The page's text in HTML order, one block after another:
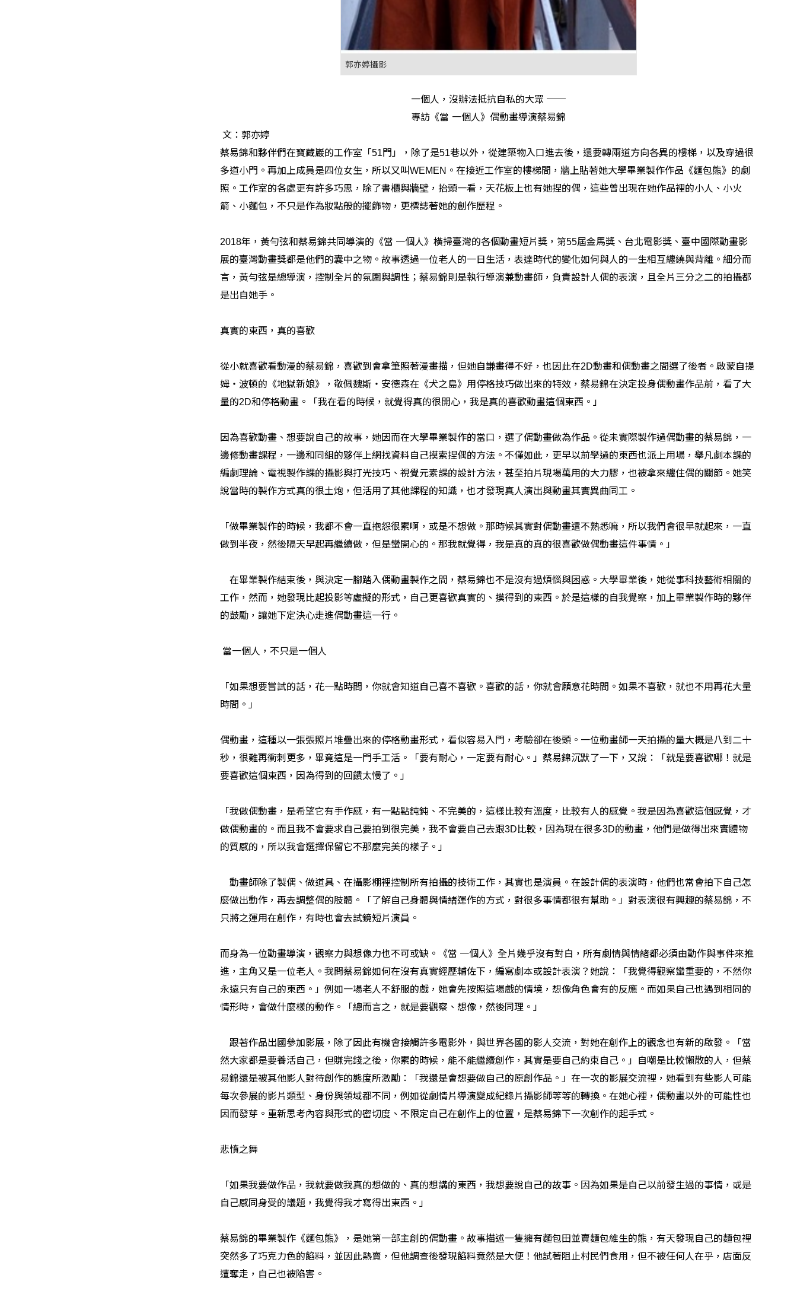
郭亦婷攝影
一個人，沒辦法抵抗自私的大眾 ──
專訪《當 一個人》偶動畫導演蔡易錦
文：郭亦婷
蔡易錦和夥伴們在寶藏巖的工作室「51門」，除了是51巷以外，從建築物入口進去後，還要轉兩道方向各異的樓梯，以及穿過很
多道小門。再加上成員是四位女生，所以又叫WEMEN 。在接近工作室的樓梯間，牆上貼著她大學畢業製作作品《麵包熊》的劇
照。工作室的各處更有許多巧思，除了書櫃與牆壁，抬頭一看，天花板上也有她捏的偶，這些曾出現在她作品裡的小人、小火
箭、小麵包，不只是作為妝點般的擺飾物，更標誌著她的創作歷程。
2018年，黃勻弦和蔡易錦共同導演的《當 一個人》橫掃臺灣的各個動畫短片獎，第55屆金馬獎、台北電影獎、臺中國際動畫影
展的臺灣動畫獎都是他們的囊中之物。故事透過一位老人的一日生活，表達時代的變化如何與人的一生相互纏繞與背離。細分而
言，黃勻弦是總導演，控制全片的氛圍與調性；蔡易錦則是執行導演兼動畫師，負責設計人偶的表演，且全片三分之二的拍攝都
是出自她手。
真實的東西，真的喜歡
從小就喜歡看動漫的蔡易錦，喜歡到會拿筆照著漫畫描，但她自謙畫得不好，也因此在2D動畫和偶動畫之間選了後者。啟蒙自提
姆 ・波頓的 《地獄新娘》 ，敬佩魏斯 ・ 安德森在《犬之島》 用停格技巧做出來的特效，蔡易錦在決定投身偶動畫作品前，看了大
量的2D和停格動畫。「我在看的時候，就覺得真的很開心，我是真的喜歡動畫這個東西。」
因為喜歡動畫、想要說自己的故事，她因而在大學畢業製作的當口，選了偶動畫做為作品。從未實際製作過偶動畫的蔡易錦，一
邊修動畫課程，一邊和同組的夥伴上網找資料自己摸索捏偶的方法。不僅如此，更早以前學過的東西也派上用場，舉凡劇本課的
編劇理論、電視製作課的攝影與打光技巧、視覺元素課的設計方法，甚至拍片現場萬用的大力膠，也被拿來纏住偶的關節。她笑
說當時的製作方式真的很土炮，但活用了其他課程的知識，也才發現真人演出與動畫其實異曲同工。
「做畢業製作的時候，我都不會一直抱怨很累啊，或是不想做。那時候其實對偶動畫還不熟悉嘛，所以我們會很早就起來，一直
做到半夜，然後隔天早起再繼續做，但是蠻開心的。那我就覺得，我是真的真的很喜歡做偶動畫這件事情。」
在畢業製作結束後，與決定一腳踏入偶動畫製作之間，蔡易錦也不是沒有過煩惱與困惑。大學畢業後，她從事科技藝術相關的
工作，然而，她發現比起投影等虛擬的形式，自己更喜歡真實的、摸得到的東西。於是這樣的自我覺察，加上畢業製作時的夥伴
的鼓勵，讓她下定決心走進偶動畫這一行。
當一個人，不只是一個人
「如果想要嘗試的話，花一點時間，你就會知道自己喜不喜歡。喜歡的話，你就會願意花時間。如果不喜歡，就也不用再花大量
時間。」
偶動畫，這種以一張張照片堆疊出來的停格動畫形式，看似容易入門，考驗卻在後頭。一位動畫師一天拍攝的量大概是八到二十
秒，很難再衝刺更多，畢竟這是一門手工活。「要有耐心，一定要有耐心。」蔡易錦沉默了一下，又說：「就是要喜歡哪！就是
要喜歡這個東西，因為得到的回饋太慢了。」
「我做偶動畫，是希望它有手作感，有一點點鈍鈍、不完美的，這樣比較有溫度，比較有人的感覺。我是因為喜歡這個感覺，才
做偶動畫的。而且我不會要求自己要拍到很完美，我不會要自己去跟3D比較，因為現在很多3D的動畫，他們是做得出來實體物
的質感的，所以我會選擇保留它不那麼完美的樣子。」
動畫師除了製偶、做道具、在攝影棚裡控制所有拍攝的技術工作，其實也是演員。在設計偶的表演時，他們也常會拍下自己怎
麼做出動作，再去調整偶的肢體。「了解自己身體與情緒運作的方式，對很多事情都很有幫助。」對表演很有興趣的蔡易錦，不
只將之運用在創作，有時也會去試鏡短片演員。
而身為一位動畫導演，觀察力與想像力也不可或缺。《當 一個人》全片幾乎沒有對白，所有劇情與情緒都必須由動作與事件來推
進，主角又是一位老人。我問蔡易錦如何在沒有真實經歷輔佐下，編寫劇本或設計表演？她說：「我覺得觀察蠻重要的，不然你
永遠只有自己的東西。」例如一場老人不舒服的戲，她會先按照這場戲的情境，想像角色會有的反應。而如果自己也遇到相同的
情形時，會做什麼樣的動作。「總而言之，就是要觀察、想像，然後同理。」
跟著作品出國參加影展，除了因此有機會接觸許多電影外，與世界各國的影人交流，對她在創作上的觀念也有新的啟發。「當
然大家都是要養活自己，但賺完錢之後，你累的時候，能不能繼續創作，其實是要自己約束自己。」自嘲是比較懶散的人，但蔡
易錦還是被其他影人對待創作的態度所激勵：「我還是會想要做自己的原創作品。」在一次的影展交流裡，她看到有些影人可能
每次參展的影片類型、身份與領域都不同，例如從劇情片導演變成紀錄片攝影師等等的轉換。在她心裡，偶動畫以外的可能性也
因而發芽。重新思考內容與形式的密切度、不限定自己在創作上的位置，是蔡易錦下一次創作的起手式。
悲憤之舞
「如果我要做作品，我就要做我真的想做的、真的想講的東西，我想要說自己的故事。因為如果是自己以前發生過的事情，或是
自己感同身受的議題，我覺得我才寫得出東西。」
蔡易錦的畢業製作《麵包熊》，是她第一部主創的偶動畫。故事描述一隻擁有麵包田並賣麵包維生的熊，有天發現自己的麵包裡
突然多了巧克力色的餡料，並因此熱賣，但他調查後發現餡料竟然是大便！他試著阻止村民們食用，但不被任何人在乎，店面反
遭奪走，自己也被陷害。